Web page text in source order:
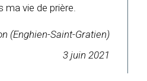
ma vie de prière.
(Enghien-Saint-Gratien)
3 juin 2021